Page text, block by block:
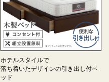
ホテルスタイルで
落ち着いたデザインの引き出し付ベ
ッド